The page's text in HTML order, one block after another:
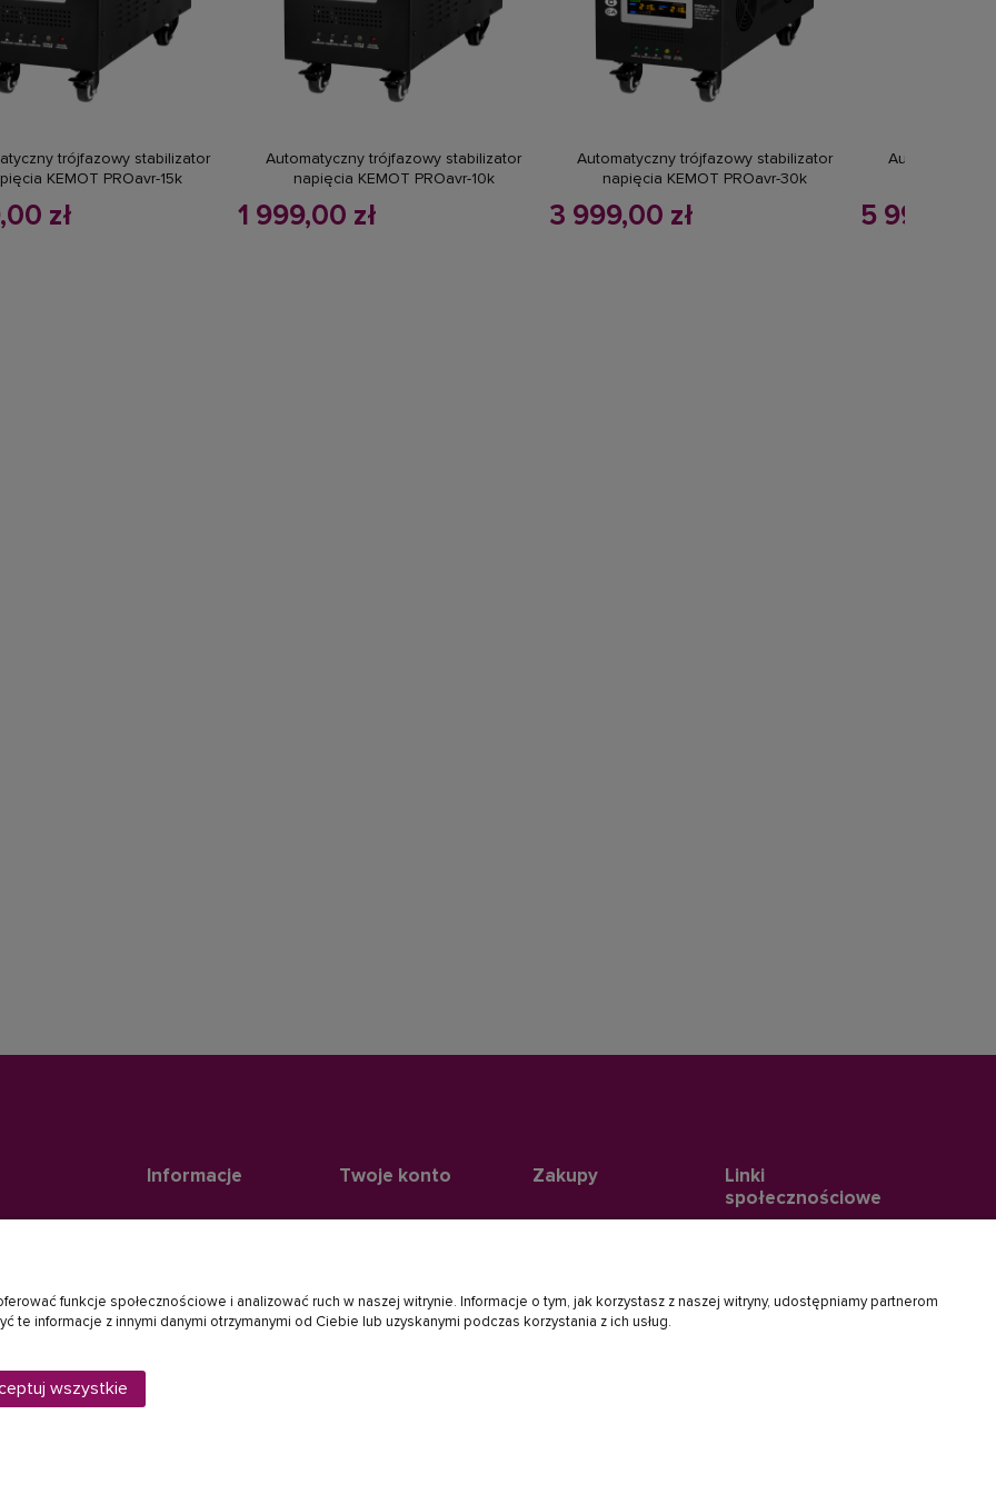
trójfazowy stabilizator
KEMOT PROavr-15k
zł
do koszyka
Automatyczny trójfazowy stabilizator
napięcia KEMOT PROavr-10k
1 999,00 zł
do koszyka
Automatyczny trójfazowy stabilizator
napięcia KEMOT PROavr-30k
3 999,00 zł
Automatyczny
5 999,99
Informacje
Polityka prywatności
Twoje konto
Ustawienia konta
Zakupy
Czas realizacji zamówienia
Linki
społecznościowe
funkcje społecznościowe i analizować ruch w naszej witrynie. Informacje o tym, jak korzystasz z naszej witryny, udostępniamy partnerom
te informacje z innymi danymi otrzymanymi od Ciebie lub uzyskanymi podczas korzystania z ich usług.
wszystkie